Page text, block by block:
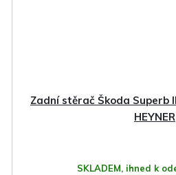
Zadní stěrač Škoda Superb
HEYNER
SKLADEM, ihned k